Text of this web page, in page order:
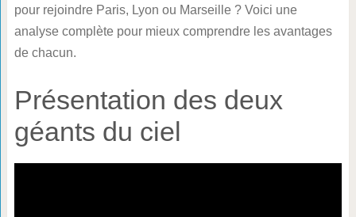
pour rejoindre Paris, Lyon ou Marseille ? Voici une
analyse complète pour mieux comprendre les avantages
de chacun.
Présentation des deux
géants du ciel